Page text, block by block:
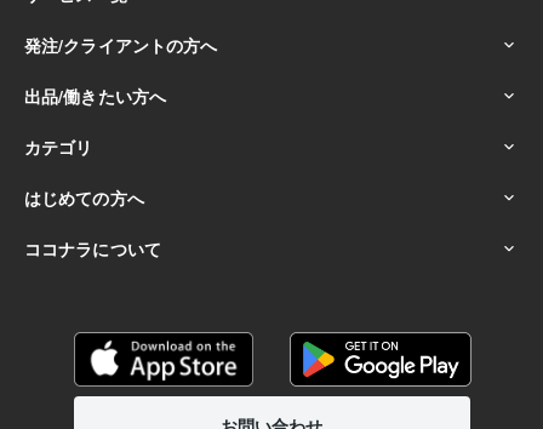
☆穏やかで優しい性格で、安心感を与える:50年
☆人生を豊かにするための自己投資や学びを欠かさない:30年
☆スピリチュアルやヒーリングを日常に取り入れている:20年
☆困っている人を見過ごせず、自然と手を差し伸べる:40年
☆感動しやすく、小さな幸せを見つけるのが得意:50年
悩み相談・カウンセリング
■元彼と復縁｜曖昧な別れの本音を解明
■離婚夫婦関係の悩み相
談！関係修復
■人間関係人生の悩み深く寄り添い聴きます ■片思い成
就！男の本音で振り向かせます
男性心理 恋愛